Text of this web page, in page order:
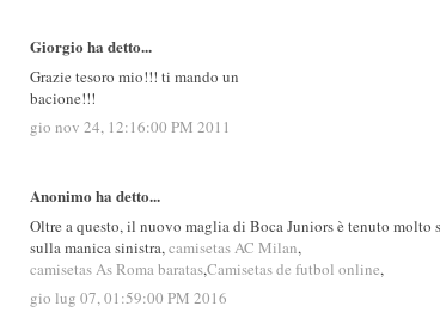
Giorgio ha detto...
Grazie tesoro mio!!! ti mando un
bacione!!!
gio nov 24, 12:16:00 PM 2011
Anonimo ha detto...
Oltre a questo, il nuovo maglia di Boca Juniors è tenuto molto
sulla manica sinistra,camisetas AC Milan,
camisetas As Roma baratas,Camisetas de futbol online,
gio lug 07, 01:59:00 PM 2016